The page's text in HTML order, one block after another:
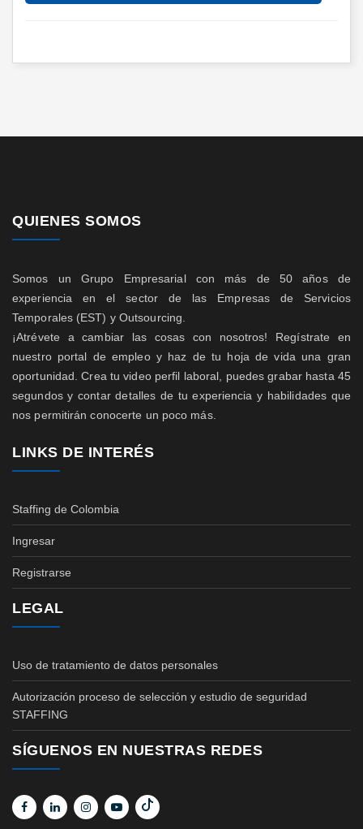
QUIENES SOMOS
Somos un Grupo Empresarial con más de 50 años de
experiencia en el sector de las Empresas de Servicios
Temporales (EST) y Outsourcing.
¡Atrévete a cambiar las cosas con nosotros! Regístrate en
nuestro portal de empleo y haz de tu hoja de vida una gran
oportunidad. Crea tu video perfil laboral, puedes grabar hasta 45
segundos y contar detalles de tu experiencia y habilidades que
nos permitirán conocerte un poco más.
LINKS DE INTERÉS
Staffing de Colombia
Ingresar
Registrarse
LEGAL
Uso de tratamiento de datos personales
Autorización proceso de selección y estudio de seguridad
STAFFING
SÍGUENOS EN NUESTRAS REDES